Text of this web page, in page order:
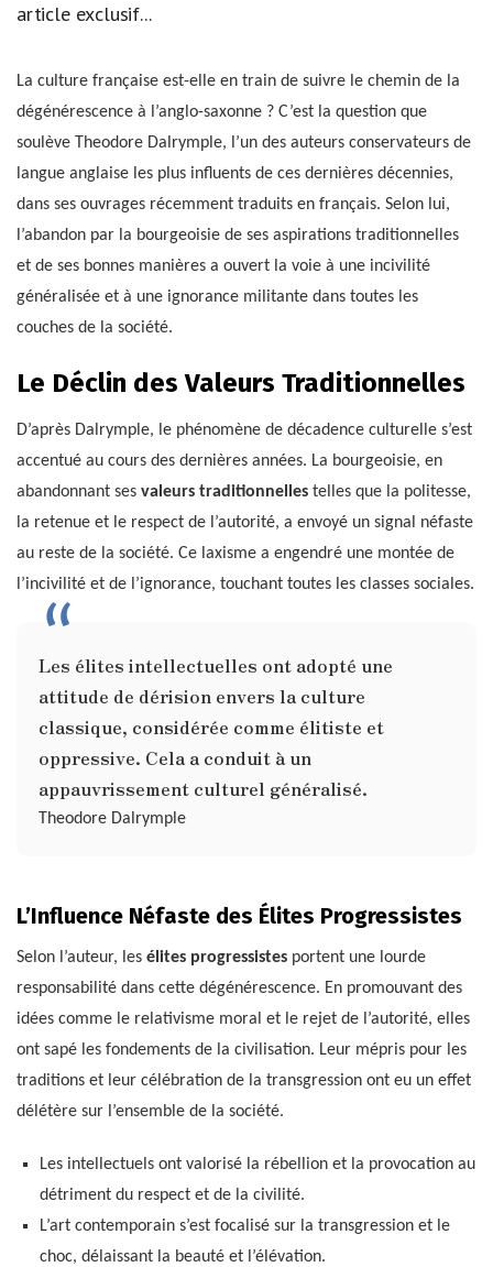
article exclusif...
La culture française est-elle en train de suivre le chemin de la
dégénérescence à l’anglo-saxonne ? C’est la question que
soulève Theodore Dalrymple, l’un des auteurs conservateurs de
langue anglaise les plus influents de ces dernières décennies,
dans ses ouvrages récemment traduits en français. Selon lui,
l’abandon par la bourgeoisie de ses aspirations traditionnelles
et de ses bonnes manières a ouvert la voie à une incivilité
généralisée et à une ignorance militante dans toutes les
couches de la société.
Le Déclin des Valeurs Traditionnelles
D’après Dalrymple, le phénomène de décadence culturelle s’est
accentué au cours des dernières années. La bourgeoisie, en
abandonnant ses valeurs traditionnelles telles que la politesse,
la retenue et le respect de l’autorité, a envoyé un signal néfaste
au reste de la société. Ce laxisme a engendré une montée de
l’incivilité et de l’ignorance, touchant toutes les classes sociales.
Les élites intellectuelles ont adopté une
attitude de dérision envers la culture
classique, considérée comme élitiste et
oppressive. Cela a conduit à un
appauvrissement culturel généralisé.
Theodore Dalrymple
L’Influence Néfaste des Élites Progressistes
Selon l’auteur, les élites progressistes portent une lourde
responsabilité dans cette dégénérescence. En promouvant des
idées comme le relativisme moral et le rejet de l’autorité, elles
ont sapé les fondements de la civilisation. Leur mépris pour les
traditions et leur célébration de la transgression ont eu un effet
délétère sur l’ensemble de la société.
Les intellectuels ont valorisé la rébellion et la provocation au
détriment du respect et de la civilité.
L’art contemporain s’est focalisé sur la transgression et le
choc, délaissant la beauté et l’élévation.